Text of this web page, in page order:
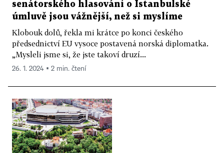
senátorského hlasování o Istanbulské
úmluvě jsou vážnější, než si myslíme
Klobouk dolů, řekla mi krátce po konci českého
předsednictví EU vysoce postavená norská diplomatka.
„Mysleli jsme si, že jste takoví druzí...
26. 1. 2024 ▪ 2 min. čtení